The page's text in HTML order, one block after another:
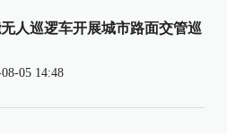
人巡逻车开展城市路面交管巡
05 14:48